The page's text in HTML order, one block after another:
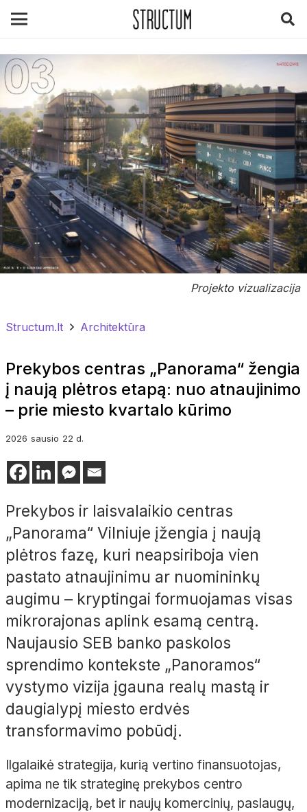
Projekto vizualizacija
Structum.lt Architektūra
Prekybos centras „Panorama“ žengia
į naują plėtros etapą: nuo atnaujinimo
– prie miesto kvartalo kūrimo
2026 sausio 22 d.
Prekybos ir laisvalaikio centras
„Panorama“ Vilniuje įžengia į naują
plėtros fazę, kuri neapsiriboja vien
pastato atnaujinimu ar nuomininkų
augimu – kryptingai formuojamas visas
mikrorajonas aplink esamą centrą.
Naujausio SEB banko paskolos
sprendimo kontekste „Panoramos“
vystymo vizija įgauna realų mastą ir
daugialypį miesto erdvės
transformavimo pobūdį.
Ilgalaikė strategija, kurią vertino finansuotojas,
apima ne tik strateginę prekybos centro
modernizaciją, bet ir naujų komercinių, paslaugų,